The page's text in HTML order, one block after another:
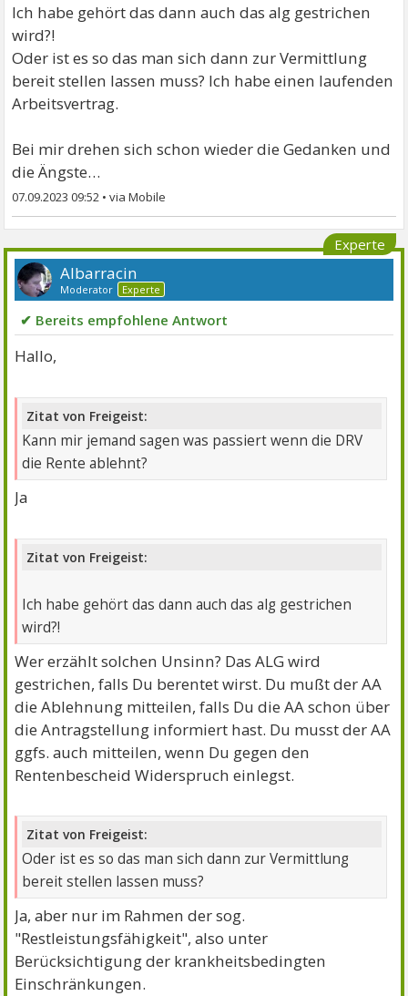
Ich habe gehört das dann auch das alg gestrichen
wird?!
Oder ist es so das man sich dann zur Vermittlung
bereit stellen lassen muss? Ich habe einen laufenden
Arbeitsvertrag.
Bei mir drehen sich schon wieder die Gedanken und
die Ängste…
07.09.2023 09:52 •
Experte
Albarracin
Moderator Experte
✔ Bereits empfohlene Antwort
Hallo,
Zitat von Freigeist:
Kann mir jemand sagen was passiert wenn die DRV
die Rente ablehnt?
Ja
Zitat von Freigeist:
Ich habe gehört das dann auch das alg gestrichen
wird?!
Wer erzählt solchen Unsinn? Das ALG wird
gestrichen, falls Du berentet wirst. Du mußt der AA
die Ablehnung mitteilen, falls Du die AA schon über
die Antragstellung informiert hast. Du musst der AA
ggfs. auch mitteilen, wenn Du gegen den
Rentenbescheid Widerspruch einlegst.
Zitat von Freigeist:
Oder ist es so das man sich dann zur Vermittlung
bereit stellen lassen muss?
Ja, aber nur im Rahmen der sog.
"Restleistungsfähigkeit", also unter
Berücksichtigung der krankheitsbedingten
Einschränkungen.